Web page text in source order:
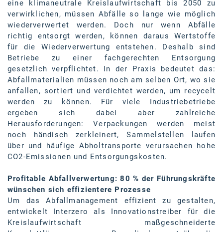
SW Umwelttechnik
TEDAI
TheVentury
VELUX
vivo
WALTER GROUP
WEB Windenergie AG
WEconomy - Diversity works!
Calle Libre
ÖZSV
Media
eine klimaneutrale Kreislaufwirtschaft bis 2050 zu
verwirklichen, müssen Abfälle so lange wie möglich
wiederverwertet werden. Doch nur wenn Abfälle
richtig entsorgt werden, können daraus Wertstoffe
für die Wiederverwertung entstehen. Deshalb sind
Betriebe zu einer fachgerechten Entsorgung
gesetzlich verpflichtet. In der Praxis bedeutet das:
Abfallmaterialien müssen noch am selben Ort, wo sie
anfallen, sortiert und verdichtet werden, um recycelt
werden zu können. Für viele Industriebetriebe
ergeben sich dabei aber zahlreiche
Herausforderungen: Verpackungen werden meist
noch händisch zerkleinert, Sammelstellen laufen
über und häufige Abholtransporte verursachen hohe
CO2-Emissionen und Entsorgungskosten.
Profitable Abfallverwertung: 80 % der Führungskräfte
wünschen sich effizientere Prozesse
Um das Abfallmanagement effizient zu gestalten,
entwickelt Interzero als Innovationstreiber für die
Kreislaufwirtschaft maßgeschneiderte